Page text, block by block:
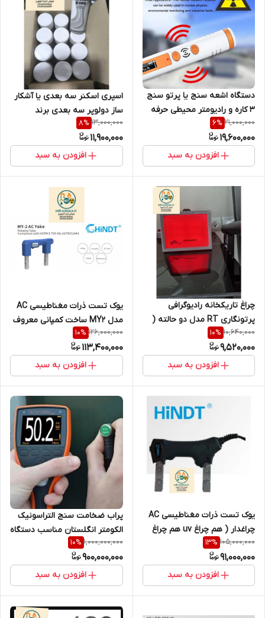
دستگاه اشعه سنج یا پرتو سنج
3 کاره و رادیومتر محیطی حرفه
ای و دزیمتر فردی و گایگر هشدار
دهنده پرتو و اشعه هسته ای
21,000,000
6%
19,600,000
افزودن به سبد
اسپری اسکنر سه بعدی یا آشکار
ساز دولوپر سه بعدی برند
( نمایندگی اصلی جوش آزما
13,000,000
8%
11,900,000
افزودن به سبد
چراغ تاریکخانه رادیوگرافی
پرتونگاری RT مدل دو حالته (
LIGHT
10,640,000
10%
9,520,000
افزودن به سبد
یوک تست ذرات مغناطیسی AC
مدل MY2 ساخت کمپانی معروف
HINDT با 18 ماه گارانتی (
نمایندگی اصلی جوش آزما تجهیز
09120741826)
126,000,000
10%
113,400,000
افزودن به سبد
یوک تست ذرات مغناطیسی AC
چراغدار ( هم چراغ uv هم چراغ
نمایندگی اصلی جوش آزما تجهیز
09120741826)
105,000,000
13%
91,000,000
افزودن به سبد
پراب ضخامت سنج التراسونیک
الکومتر انگلستان مناسب دستگاه
الکومتر mtg4 و mtg8
1,000,000,000
10%
900,000,000
افزودن به سبد